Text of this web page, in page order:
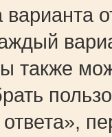
также